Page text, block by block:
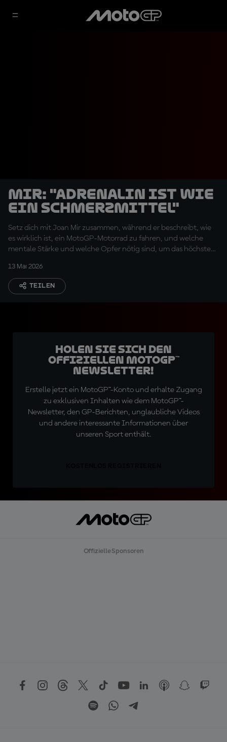
Mir: "Adrenalin ist wie
ein Schmerzmittel"
Setz dich mit Joan Mir zusammen, während er beschreibt, wie
es wirklich ist, ein MotoGP-Motorrad zu fahren, und welche
mentale Stärke und welche Opfer nötig sind, um das höchste
13 Mai 2026
TEILEN
Holen Sie sich den
offiziellen MotoGP™
Newsletter!
Erstelle jetzt ein MotoGP™-Konto und erhalte Zugang
zu exklusiven Inhalten wie dem MotoGP™-
Newsletter, den GP-Berichten, unglaubliche Videos
und andere interessante Informationen über
unseren Sport enthält.
Offizielle Sponsoren